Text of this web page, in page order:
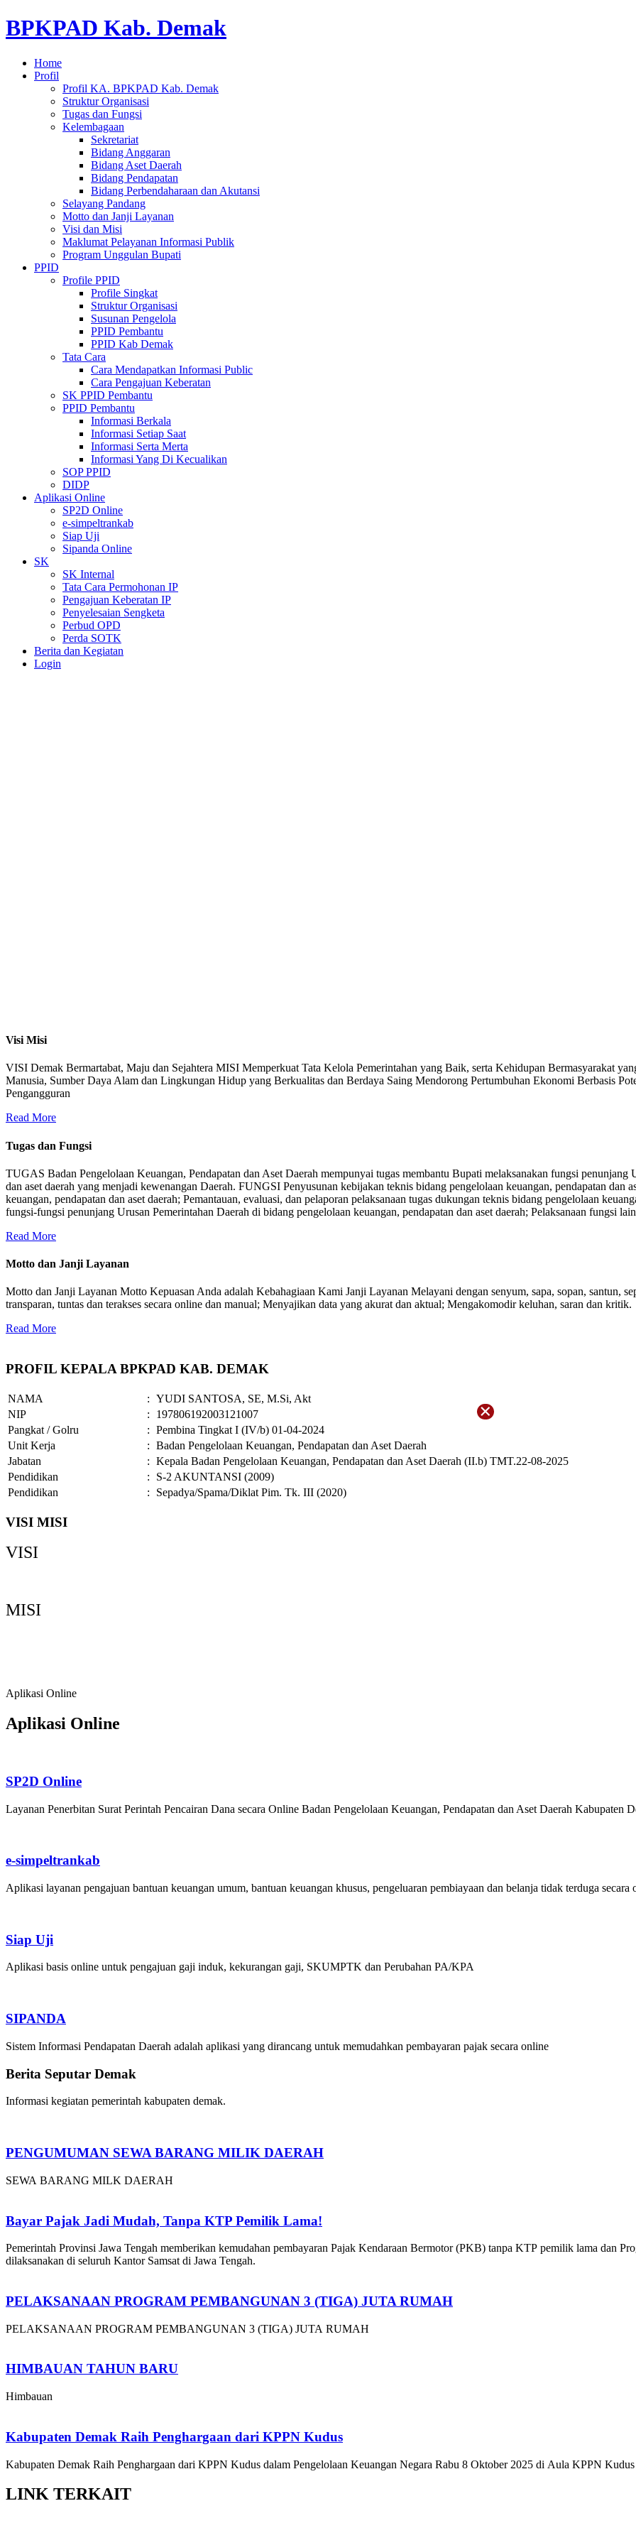
BPKPAD Kab. Demak
Home
Profil
Profil KA. BPKPAD Kab. Demak
Struktur Organisasi
Tugas dan Fungsi
Kelembagaan
Sekretariat
Bidang Anggaran
Bidang Aset Daerah
Bidang Pendapatan
Bidang Perbendaharaan dan Akutansi
Selayang Pandang
Motto dan Janji Layanan
Visi dan Misi
Maklumat Pelayanan Informasi Publik
Program Unggulan Bupati
PPID
Profile PPID
Profile Singkat
Struktur Organisasi
Susunan Pengelola
PPID Pembantu
PPID Kab Demak
Tata Cara
Cara Mendapatkan Informasi Public
Cara Pengajuan Keberatan
SK PPID Pembantu
PPID Pembantu
Informasi Berkala
Informasi Setiap Saat
Informasi Serta Merta
Informasi Yang Di Kecualikan
SOP PPID
DIDP
Aplikasi Online
SP2D Online
e-simpeltrankab
Siap Uji
Sipanda Online
SK
SK Internal
Tata Cara Permohonan IP
Pengajuan Keberatan IP
Penyelesaian Sengketa
Perbud OPD
Perda SOTK
Berita dan Kegiatan
Login
Visi Misi
VISI Demak Bermartabat, Maju dan Sejahtera MISI Memperkuat Tata Kelola Pemerintahan yang Baik, serta Kehidupan Bermasyarakat
Manusia, Sumber Daya Alam dan Lingkungan Hidup yang Berkualitas dan Berdaya Saing Mendorong Pertumbuhan Ekonomi Berbasis
Pengangguran
Read More
Tugas dan Fungsi
TUGAS Badan Pengelolaan Keuangan, Pendapatan dan Aset Daerah mempunyai tugas membantu Bupati melaksanakan fungsi penunjang
dan aset daerah yang menjadi kewenangan Daerah. FUNGSI Penyusunan kebijakan teknis bidang pengelolaan keuangan, pendapatan dan
keuangan, pendapatan dan aset daerah; Pemantauan, evaluasi, dan pelaporan pelaksanaan tugas dukungan teknis bidang pengelolaan
fungsi-fungsi penunjang Urusan Pemerintahan Daerah di bidang pengelolaan keuangan, pendapatan dan aset daerah; Pelaksanaan fungsi
Read More
Motto dan Janji Layanan
Motto dan Janji Layanan Motto Kepuasan Anda adalah Kebahagiaan Kami Janji Layanan Melayani dengan senyum, sapa, sopan, santun,
transparan, tuntas dan terakses secara online dan manual; Menyajikan data yang akurat dan aktual; Mengakomodir keluhan, saran dan kritik.
Read More
PROFIL KEPALA BPKPAD KAB. DEMAK
NAMA : YUDI SANTOSA, SE, M.Si, Akt
NIP
:
197806192003121007
Pangkat / Golru
: Pembina Tingkat I (IV/b) 01-04-2024
Unit Kerja
: Badan Pengelolaan Keuangan, Pendapatan dan Aset Daerah
Jabatan
: Kepala Badan Pengelolaan Keuangan, Pendapatan dan Aset Daerah (II.b) TMT.22-08-2025
Pendidikan
:
S-2 AKUNTANSI (2009)
Pendidikan
: Sepadya/Spama/Diklat Pim. Tk. III (2020)
VISI MISI
VISI
MISI
Aplikasi Online
Aplikasi Online
SP2D Online
Layanan Penerbitan Surat Perintah Pencairan Dana secara Online Badan Pengelolaan Keuangan, Pendapatan dan Aset Daerah Kabupaten
e-simpeltrankab
Aplikasi layanan pengajuan bantuan keuangan umum, bantuan keuangan khusus, pengeluaran pembiayaan dan belanja tidak terduga secara
Siap Uji
Aplikasi basis online untuk pengajuan gaji induk, kekurangan gaji, SKUMPTK dan Perubahan PA/KPA
SIPANDA
Sistem Informasi Pendapatan Daerah adalah aplikasi yang dirancang untuk memudahkan pembayaran pajak secara online
Berita Seputar Demak
Informasi kegiatan pemerintah kabupaten demak.
PENGUMUMAN SEWA BARANG MILIK DAERAH
SEWA BARANG MILK DAERAH
Bayar Pajak Jadi Mudah, Tanpa KTP Pemilik Lama!
Pemerintah Provinsi Jawa Tengah memberikan kemudahan pembayaran Pajak Kendaraan Bermotor (PKB) tanpa KTP pemilik lama dan
dilaksanakan di seluruh Kantor Samsat di Jawa Tengah.
PELAKSANAAN PROGRAM PEMBANGUNAN 3 (TIGA) JUTA RUMAH
PELAKSANAAN PROGRAM PEMBANGUNAN 3 (TIGA) JUTA RUMAH
HIMBAUAN TAHUN BARU
Himbauan
Kabupaten Demak Raih Penghargaan dari KPPN Kudus
Kabupaten Demak Raih Penghargaan dari KPPN Kudus dalam Pengelolaan Keuangan Negara Rabu 8 Oktober 2025 di Aula KPPN Kudus
LINK TERKAIT